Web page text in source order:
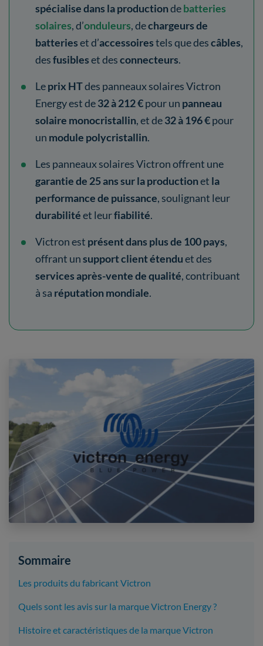
spécialise dans la productiondebatteries
solaires, d’onduleurs, dechargeurs de
batterieset d’accessoirestels que descâbles,
desfusibleset desconnecteurs.
Leprix HTdes panneaux solaires Victron
Energy est de32 à 212 €pour un panneau
solaire monocristallin, et de32 à 196 €pour
un module polycristallin.
Les panneaux solaires Victron offrent une
garantie de 25 ans sur la productionet la
performance de puissance, soulignant leur
durabilitéet leurfiabilité.
Victron est présent dans plus de 100 pays,
offrant unsupport client étenduet des
services après-vente de qualité, contribuant
à sa réputation mondiale.
Sommaire
Les produits du fabricant Victron
Quels sont les avis sur la marque Victron Energy ?
Histoire et caractéristiques de la marque Victron